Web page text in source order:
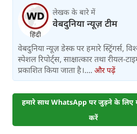
लेखक के बारे में
वेबदुनिया न्यूज़ टीम
वेबदुनिया न्यूज़ डेस्क पर हमारे स्ट्रिंगर्स,
स्पेशल रिपोर्ट्स, साक्षात्कार तथा रीयल-
प्रकाशित किया जाता है।.... और पढ़ें
हमारे साथ WhatsApp पर जुड़ने के लिए
करें